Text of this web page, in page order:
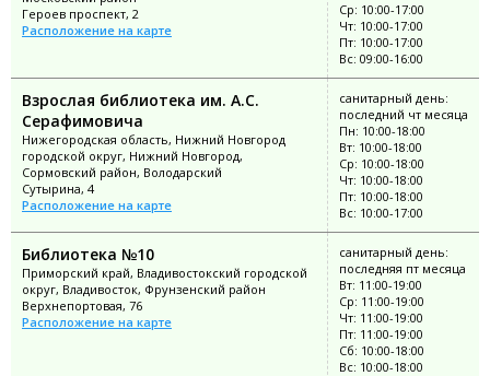
Героев проспект, 2
Расположение на карте
Ср: 10:00-17:00
Чт: 10:00-17:00
Пт: 10:00-17:00
Вс: 09:00-16:00
Взрослая библиотека им. А.С.
Серафимовича
Нижегородская область, Нижний Новгород
городской округ, Нижний Новгород,
Сормовский район, Володарский
Сутырина, 4
Расположение на карте
санитарный день:
последний чт месяца
Пн: 10:00-18:00
Вт: 10:00-18:00
Ср: 10:00-18:00
Чт: 10:00-18:00
Пт: 10:00-18:00
Вс: 10:00-17:00
Библиотека №10
Приморский край, Владивостокский городской
округ, Владивосток, Фрунзенский район
Верхнепортовая, 76
Расположение на карте
санитарный день:
последняя пт месяца
Вт: 11:00-19:00
Ср: 11:00-19:00
Чт: 11:00-19:00
Пт: 11:00-19:00
Сб: 10:00-18:00
Вс: 10:00-18:00